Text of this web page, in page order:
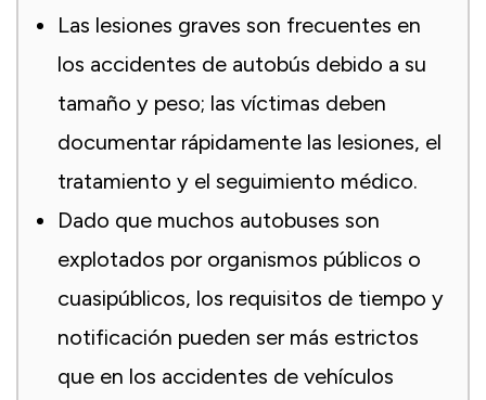
Las lesiones graves son frecuentes en
los accidentes de autobús debido a su
tamaño y peso; las víctimas deben
documentar rápidamente las lesiones, el
tratamiento y el seguimiento médico.
Dado que muchos autobuses son
explotados por organismos públicos o
cuasipúblicos, los requisitos de tiempo y
notificación pueden ser más estrictos
que en los accidentes de vehículos